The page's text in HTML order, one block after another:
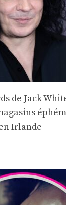
de Jack
Irlande